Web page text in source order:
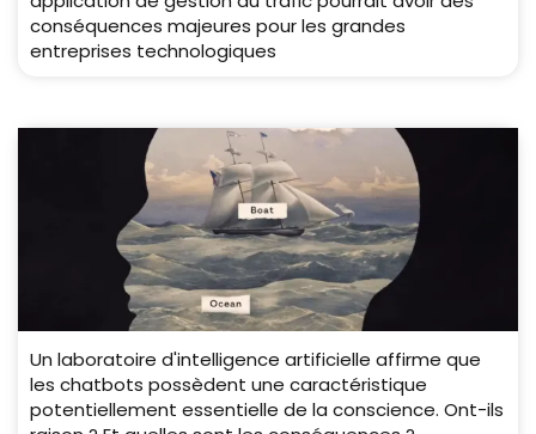
conséquences majeures pour les grandes
entreprises technologiques
Un laboratoire d'intelligence artificielle affirme que
les chatbots possèdent une caractéristique
potentiellement essentielle de la conscience. Ont-ils